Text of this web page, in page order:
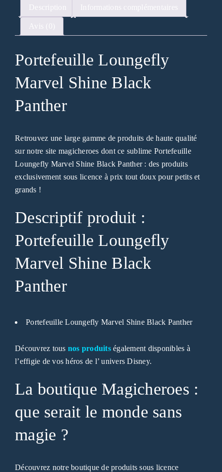
Description Informations complémentaires
Avis (0)
Portefeuille Loungefly
Marvel Shine Black
Panther
Retrouvez une large gamme de produits de haute qualité
sur notre site magicheroes dont ce sublime Portefeuille
Loungefly Marvel Shine Black Panther : des produits
exclusivement sous licence à prix tout doux pour petits et
grands !
Descriptif produit :
Portefeuille Loungefly
Marvel Shine Black
Panther
Portefeuille Loungefly Marvel Shine Black Panther
Découvrez tous nos produitségalement disponibles à
l’effigie de vos héros de l’ univers Disney.
La boutique Magicheroes :
que serait le monde sans
magie ?
Découvrez notre boutique de produits sous licence